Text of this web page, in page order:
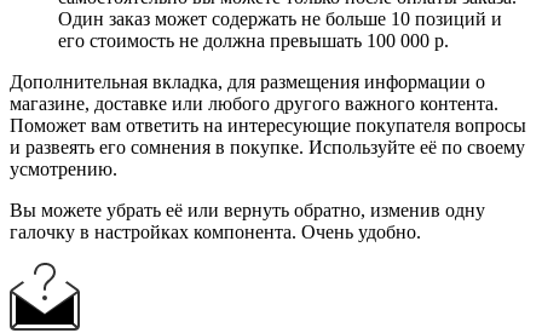
Один заказ может содержать не больше 10 позиций и
его стоимость не должна превышать 100 000 р.
Дополнительная вкладка, для размещения информации о
магазине, доставке или любого другого важного контента.
Поможет вам ответить на интересующие покупателя вопросы
и развеять его сомнения в покупке. Используйте её по своему
усмотрению.
Вы можете убрать её или вернуть обратно, изменив одну
галочку в настройках компонента. Очень удобно.